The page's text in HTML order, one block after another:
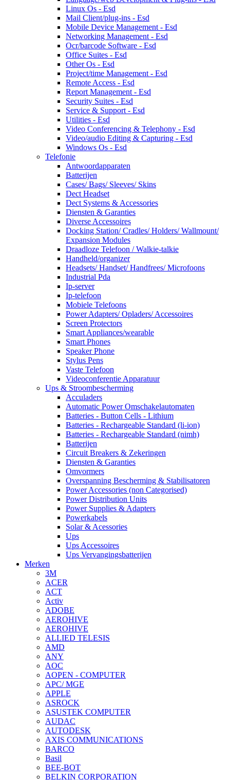
Linux Os - Esd
Mail Client/plug-ins - Esd
Mobile Device Management - Esd
Networking Management - Esd
Ocr/barcode Software - Esd
Office Suites - Esd
Other Os - Esd
Project/time Management - Esd
Remote Access - Esd
Report Management - Esd
Security Suites - Esd
Service & Support - Esd
Utilities - Esd
Video Conferencing & Telephony - Esd
Video/audio Editing & Capturing - Esd
Windows Os - Esd
Telefonie
Antwoordapparaten
Batterijen
Cases/ Bags/ Sleeves/ Skins
Dect Headset
Dect Systems & Accessories
Diensten & Garanties
Diverse Accessoires
Docking Station/ Cradles/ Holders/ Wallmount/
Expansion Modules
Draadloze Telefoon / Walkie-talkie
Handheld/organizer
Headsets/ Handset/ Handfrees/ Microfoons
Industrial Pda
Ip-server
Ip-telefoon
Mobiele Telefoons
Power Adapters/ Opladers/ Accessoires
Screen Protectors
Smart Appliances/wearable
Smart Phones
Speaker Phone
Stylus Pens
Vaste Telefoon
Videoconferentie Apparatuur
Ups & Stroombescherming
Acculaders
Automatic Power Omschakelautomaten
Batteries - Button Cells - Lithium
Batteries - Rechargeable Standard (li-ion)
Batteries - Rechargeable Standard (nimh)
Batterijen
Circuit Breakers & Zekeringen
Diensten & Garanties
Omvormers
Overspanning Bescherming & Stabilisatoren
Power Accessories (non Categorised)
Power Distribution Units
Power Supplies & Adapters
Powerkabels
Solar & Acessories
Ups
Ups Accessoires
Ups Vervangingsbatterijen
Merken
3M
ACER
ACT
Activ
ADOBE
AEROHIVE
AEROHIVE
ALLIED TELESIS
AMD
ANY
AOC
AOPEN - COMPUTER
APC/ MGE
APPLE
ASROCK
ASUSTEK COMPUTER
AUDAC
AUTODESK
AXIS COMMUNICATIONS
BARCO
Basil
BEE-BOT
BELKIN CORPORATION